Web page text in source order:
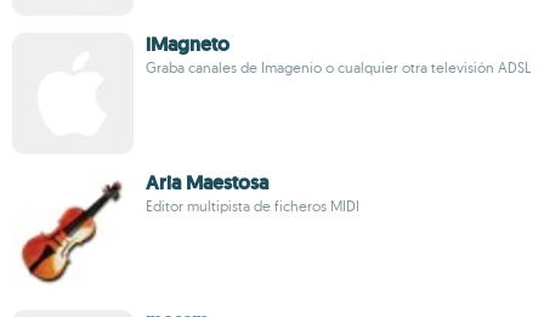
iMagneto
Graba canales de Imagenio o cualquier otra televisión ADSL
Aria Maestosa
Editor multipista de ficheros MIDI